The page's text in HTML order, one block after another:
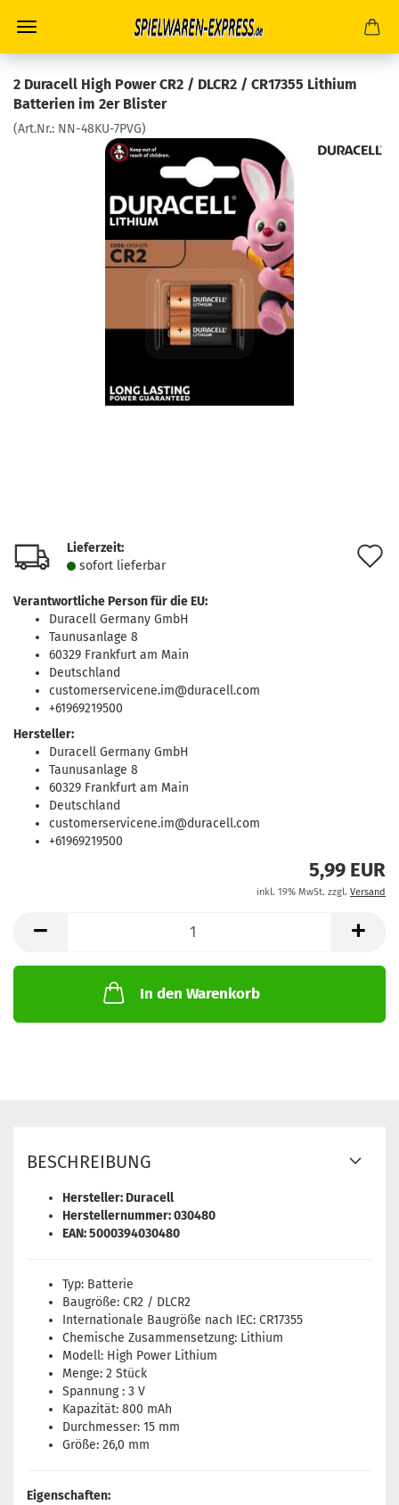
2 Duracell High Power CR2 / DLCR2 / CR17355 Lithium
Batterien im 2er Blister
(Art.Nr.: NN-48KU-7PVG)
Lieferzeit:
sofort lie­fer­bar
Verantwortliche Person für die EU:
Duracell Germany GmbH
Taunusanlage 8
60329 Frankfurt am Main
Deutschland
customerservicene.im@duracell.com
+61969219500
Hersteller:
Duracell Germany GmbH
Taunusanlage 8
60329 Frankfurt am Main
Deutschland
customerservicene.im@duracell.com
+61969219500
5,99 EUR
inkl. 19% MwSt. zzgl. Versand
In den Warenkorb
BESCHREIBUNG
Hersteller: Duracell
Herstellernummer: 030480
EAN: 5000394030480
Typ: Batterie
Baugröße: CR2 / DLCR2
Internationale Baugröße nach IEC: CR17355
Chemische Zusammensetzung: Lithium
Modell: High Power Lithium
Menge: 2 Stück
Spannung : 3 V
Kapazität: 800 mAh
Durchmesser: 15 mm
Größe: 26,0 mm
Eigenschaften: